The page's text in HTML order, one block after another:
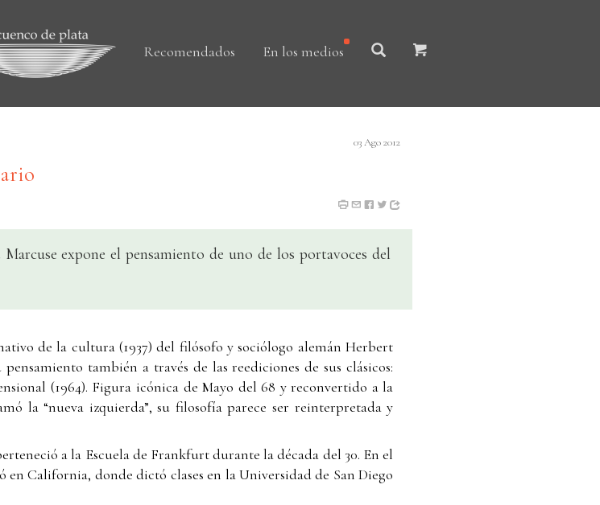
Recomendados En los medios
03 Ago 2012
expone el pensamiento de uno de los portavoces del
de la cultura (1937) del filósofo y sociólogo alemán Herbert
también a través de las reediciones de sus clásicos:
(1964). Figura icónica de Mayo del 68 y reconvertido a la
la “nueva izquierda”, su filosofía parece ser reinterpretada y
a la Escuela de Frankfurt durante la década del 30. En el
en California, donde dictó clases en la Universidad de San Diego